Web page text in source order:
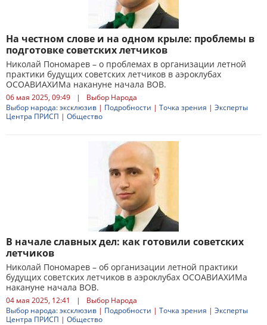
На честном слове и на одном крыле: проблемы в
подготовке советских летчиков
Николай Пономарев – о проблемах в организации летной
практики будущих советских летчиков в аэроклубах
ОСОАВИАХИМа накануне начала ВОВ.
06 мая 2025, 09:49 |
Выбор Народа
Выбор народа: эксклюзив | Подробности | Точка зрения | Эксперты
Центра ПРИСП | Общество
В начале славных дел: как готовили советских
летчиков
Николай Пономарев – об организации летной практики
будущих советских летчиков в аэроклубах ОСОАВИАХИМа
накануне начала ВОВ.
04 мая 2025, 12:41 |
Выбор Народа
Выбор народа: эксклюзив | Подробности | Точка зрения | Эксперты
Центра ПРИСП | Общество